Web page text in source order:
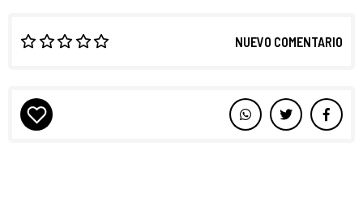
NUEVO COMENTARIO